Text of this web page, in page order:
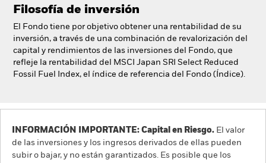
Filosofía de inversión
El Fondo tiene por objetivo obtener una rentabilidad de su
inversión, a través de una combinación de revalorización del
capital y rendimientos de las inversiones del Fondo, que
refleje la rentabilidad del MSCI Japan SRI Select Reduced
Fossil Fuel Index, el índice de referencia del Fondo (Índice).
INFORMACIÓN IMPORTANTE: Capital en Riesgo. El valor
de las inversiones y los ingresos derivados de ellas pueden
subir o bajar, y no están garantizados. Es posible que los